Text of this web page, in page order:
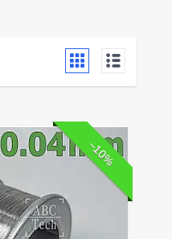
–10%